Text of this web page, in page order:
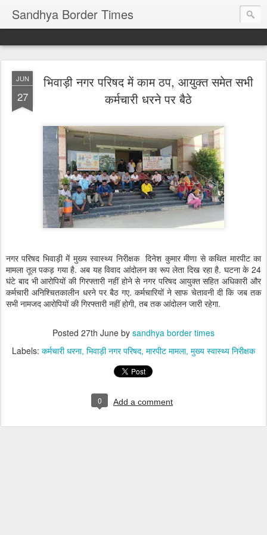
Sandhya Border Times
JUN
27
भिवाड़ी नगर परिषद में काम ठप, आयुक्त समेत सभी
कर्मचारी धरने पर बैठे
नगर परिषद भिवाड़ी में मुख्य स्वास्थ्य निरीक्षक दिनेश कुमार मीणा से कथित मारपीट का
मामला तूल पकड़ गया है. अब यह विवाद आंदोलन का रूप लेता दिख रहा है. घटना के 24
घंटे बाद भी आरोपियों की गिरफ्तारी नहीं होने से नगर परिषद आयुक्त सहित अधिकारी और
कर्मचारी अनिश्चितकालीन धरने पर बैठ गए. कर्मचारियों ने साफ चेतावनी दी कि जब तक
सभी नामजद आरोपियों की गिरफ्तारी नहीं होगी, तब तक आंदोलन जारी रहेगा.
Posted 27th June by sandhya border times
Labels: कर्मचारी धरना भिवाड़ी नगर परिषद मारपीट मामला मुख्य स्वास्थ्य निरीक्षक
0 Add a comment